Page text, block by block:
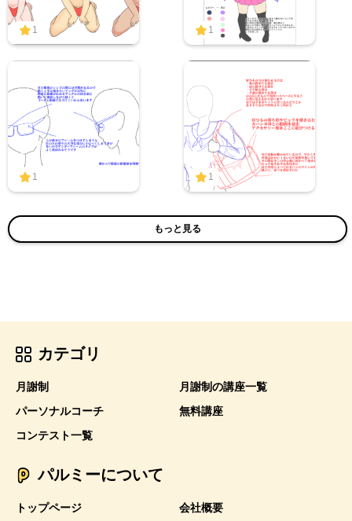
1 1
1 1
もっと見る
カテゴリ
月謝制
月謝制の講座一覧
パーソナルコーチ
無料講座
コンテスト一覧
パルミーについて
トップページ 会社概要